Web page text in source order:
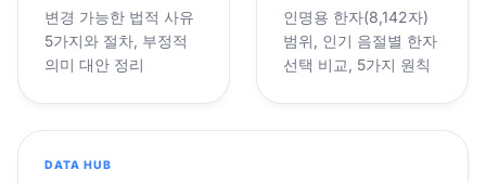
변경 가능한 법적 사유
5가지와 절차, 부정적
의미 대안 정리
인명용 한자(8,142자)
범위, 인기 음절별 한자
선택 비교, 5가지 원칙
DATA HUB